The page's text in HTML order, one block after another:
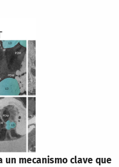
mecanismo clave que